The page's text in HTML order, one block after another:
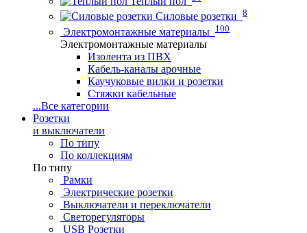
Силовые розетки 8
Электромонтажные материалы 100
Электромонтажные материалы
Изолента из ПВХ
Кабель-каналы арочные
Каучуковые вилки и розетки
Стяжки кабельные
...Все категории
Розетки
и выключатели
По типу
По коллекциям
По типу
Рамки
Электрические розетки
Выключатели и переключатели
Светорегуляторы
USB Розетки